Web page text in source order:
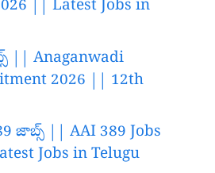
|| Latest Jobs in
|| Anaganwadi
2026 || 12th
జాబ్స్ || AAI 389 Jobs
Jobs in Telugu